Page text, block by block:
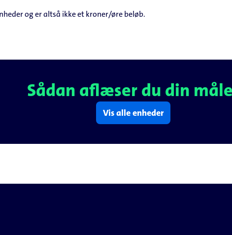
og er altså ikke et kroner/øre beløb.
Sådan aflæser du din
Vis alle enheder